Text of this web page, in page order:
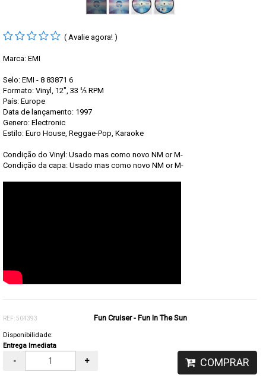
( Avalie agora! )
Marca: EMI
Selo: EMI - 8 83871 6
Formato: Vinyl, 12", 33 ⅓ RPM
País: Europe
Data de lançamento: 1997
Genero: Electronic
Estilo: Euro House, Reggae-Pop, Karaoke
Condição do Vinyl: Usado mas como novo NM or M-
Condição da capa: Usado mas como novo NM or M-
REF: 504393 Fun Cruiser - Fun In The Sun
Disponibilidade:
Entrega Imediata
- + COMPRAR